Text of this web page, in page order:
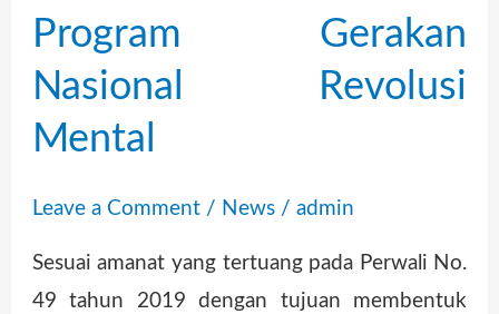
Program Gerakan
Nasional Revolusi
Mental
Leave a Comment / News/ admin
Sesuai amanat yang tertuang pada Perwali No.
49 tahun 2019 dengan tujuan membentuk
Nasional
Revolusi